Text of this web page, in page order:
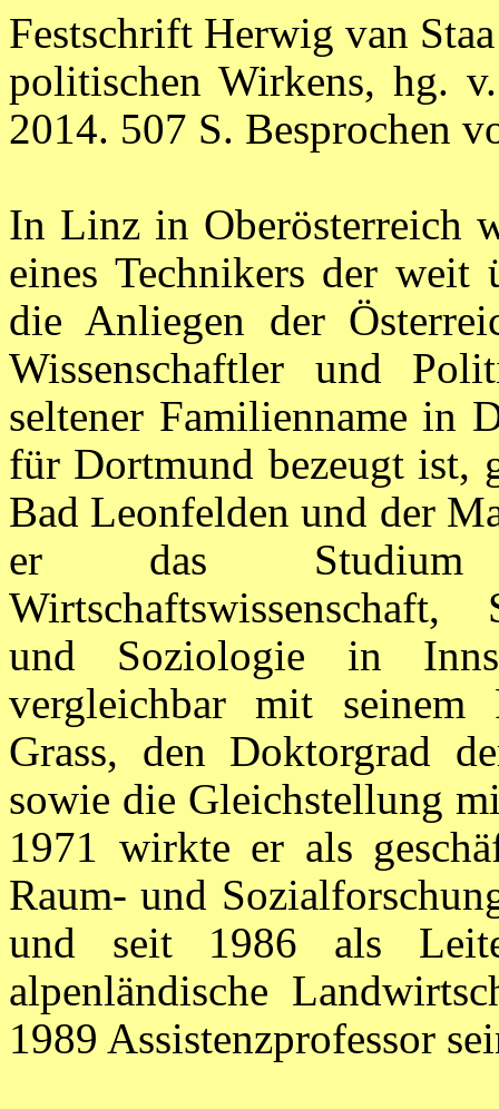
Festschrift Herwig van
politischen Wirkens, hg.
2014. 507 S. Besprochen
In Linz in Oberösterreich
eines Technikers der weit
die Anliegen der
Wissenschaftler und
seltener Familienname in
für Dortmund bezeugt ist,
Bad Leonfelden und der
er das Studium
Wirtschaftswissenschaft,
und Soziologie in
vergleichbar mit seinem
Grass, den Doktorgrad
sowie die Gleichstellung
1971 wirkte er als
Raum- und
und seit 1986 als
alpenländische
1989 Assistenzprofessor